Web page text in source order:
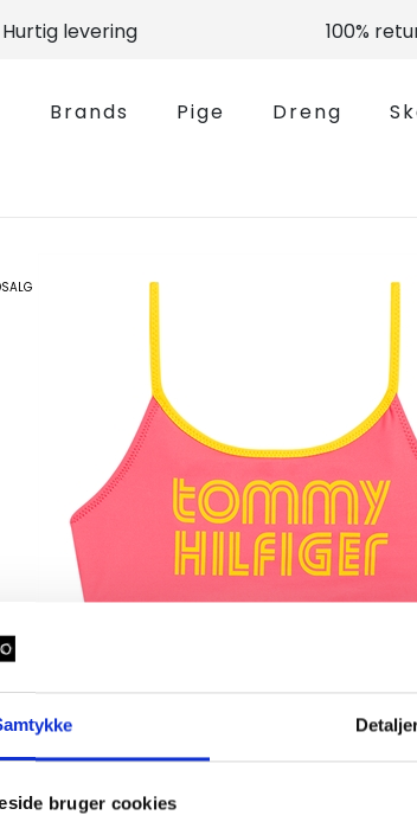
bruger cookies
Hurtig levering 100%
Brands Pige Dreng